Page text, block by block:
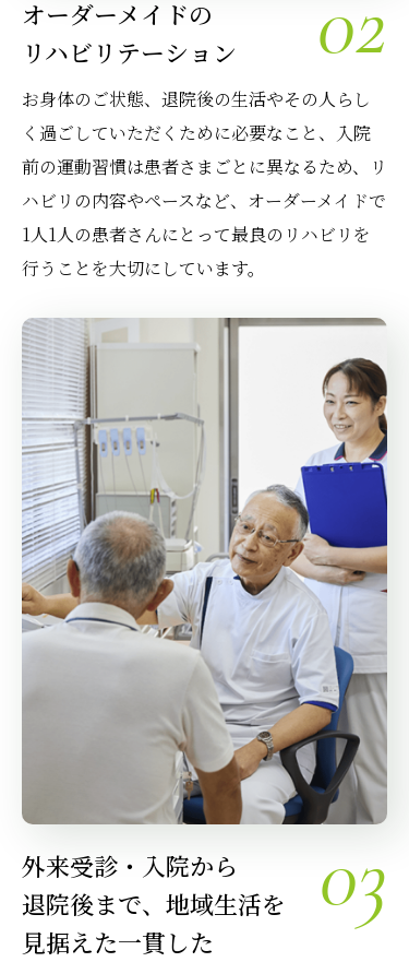
オーダーメイドの
リハビリテーション
02
お身体のご状態、退院後の生活やその人らし
く過ごしていただくために必要なこと、入院
前の運動習慣は患者さまごとに異なるため、リ
ハビリの内容やペースなど、オーダーメイドで
1人1人の患者さんにとって最良のリハビリを
行うことを大切にしています。
外来受診・入院から
退院後まで、地域生活を
見据えた一貫した
03